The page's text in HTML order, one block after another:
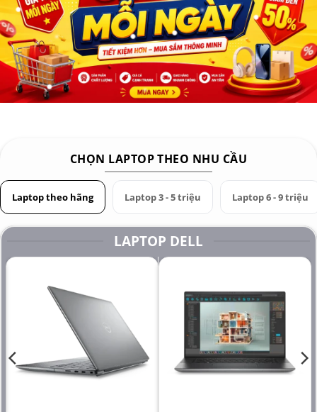
CHỌN LAPTOP THEO NHU CẦU
Laptop theo hãng Laptop 3 - 5 triệu Laptop 6 - 9 triệu
LAPTOP DELL